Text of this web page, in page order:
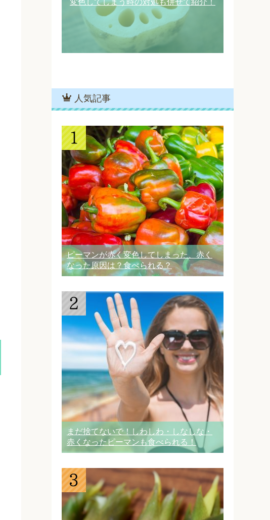
変色してしまう時の対処も併せて紹介！
人気記事
ピーマンが赤く変色してしまった、赤く
なった原因は？食べられる？
まだ捨てないで！しわしわ・しなしな・
赤くなったピーマンも食べられる！